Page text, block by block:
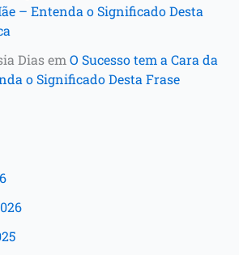
– Entenda o Significado Desta
Diasem O Sucesso tem a Cara da
o Significado Desta Frase